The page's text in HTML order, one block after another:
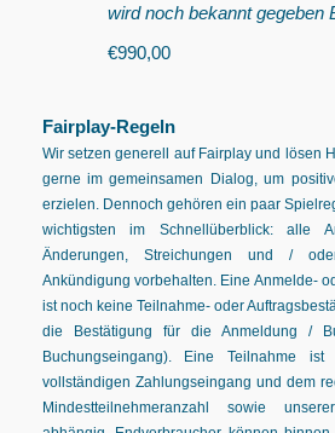
wird noch bekannt gegeben
€990,00
Fairplay-Regeln
Wir setzen generell auf Fairplay und lösen
gerne im gemeinsamen Dialog, um
erzielen. Dennoch gehören ein paar
wichtigsten im Schnellüberblick: alle
Änderungen, Streichungen und /
Ankündigung vorbehalten. Eine Anmelde-
ist noch keine Teilnahme- oder
die Bestätigung für die Anmeldung /
Buchungseingang). Eine Teilnahme
vollständigen Zahlungseingang und dem
Mindestteilnehmeranzahl sowie